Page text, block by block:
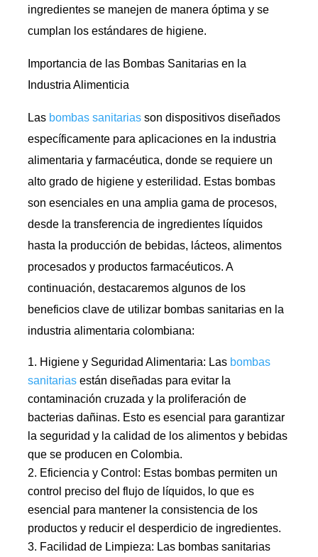
ingredientes se manejen de manera óptima y se
cumplan los estándares de higiene.
Importancia de las Bombas Sanitarias en la
Industria Alimenticia
Las bombas sanitariasson dispositivos diseñados
específicamente para aplicaciones en la industria
alimentaria y farmacéutica, donde se requiere un
alto grado de higiene y esterilidad. Estas bombas
son esenciales en una amplia gama de procesos,
desde la transferencia de ingredientes líquidos
hasta la producción de bebidas, lácteos, alimentos
procesados y productos farmacéuticos. A
continuación, destacaremos algunos de los
beneficios clave de utilizar bombas sanitarias en la
industria alimentaria colombiana:
Higiene y Seguridad Alimentaria: Las bombas
sanitariasestán diseñadas para evitar la
contaminación cruzada y la proliferación de
bacterias dañinas. Esto es esencial para garantizar
la seguridad y la calidad de los alimentos y bebidas
que se producen en Colombia.
Eficiencia y Control: Estas bombas permiten un
control preciso del flujo de líquidos, lo que es
esencial para mantener la consistencia de los
productos y reducir el desperdicio de ingredientes.
Facilidad de Limpieza: Las bombas sanitarias